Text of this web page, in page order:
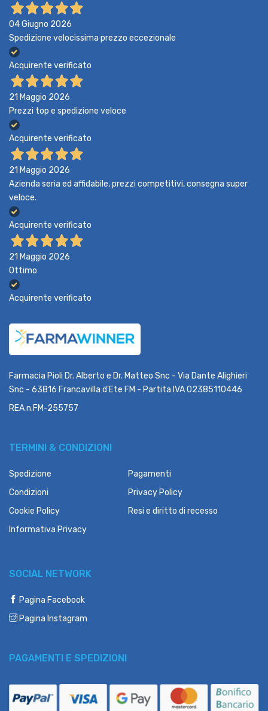
04 Giugno 2026
Spedizione velocissima prezzo eccezionale
Acquirente verificato
21 Maggio 2026
Prezzi top e spedizione veloce
Acquirente verificato
21 Maggio 2026
Azienda seria ed affidabile, prezzi competitivi, consegna super
veloce.
Acquirente verificato
21 Maggio 2026
Ottimo
Acquirente verificato
Farmacia Pioli Dr. Alberto e Dr. Matteo Snc - Via Dante Alighieri
Snc - 63816 Francavilla d'Ete FM - Partita IVA 02385110446
REA n.FM-255757
TERMINI & CONDIZIONI
Spedizione
Pagamenti
Condizioni
Privacy Policy
Cookie Policy
Resi e diritto di recesso
Informativa Privacy
SOCIAL NETWORK
Pagina Facebook
Pagina Instagram
PAGAMENTI E SPEDIZIONI